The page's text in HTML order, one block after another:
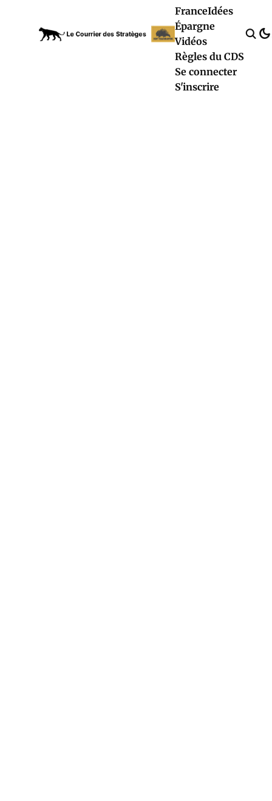
FranceIdées
Épargne
Vidéos
Règles du CDS
Se connecter
S'inscrire